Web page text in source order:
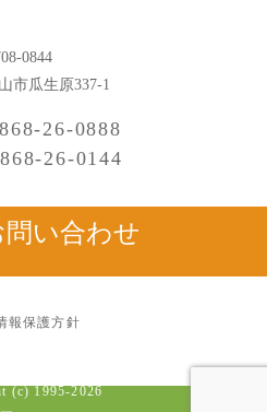
0844
市瓜生原337-1
26-0888
26-0144
問い合わせ
報保護方針
(c) 1995-2026